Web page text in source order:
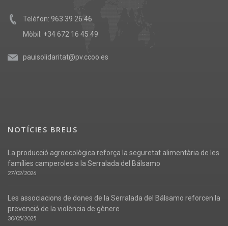
Teléfon: 963 39 26 46
Mòbil: +34 672 16 45 49
pauisolidaritat@pv.ccoo.es
NOTÍCIES BREUS
La producció agroecològica reforça la seguretat alimentària de les
famílies camperoles a la Serralada del Bálsamo
27/02/2026
Les associacions de dones de la Serralada del Bálsamo reforcen la
prevenció de la violència de gènere
30/05/2025